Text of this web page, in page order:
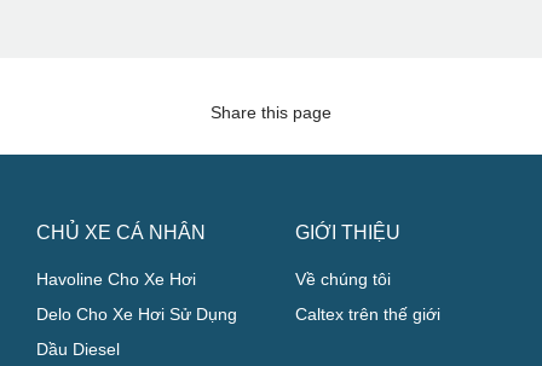
Share this page
CHỦ XE CÁ NHÂN
Havoline Cho Xe Hơi
Delo Cho Xe Hơi Sử Dụng
Dầu Diesel
GIỚI THIỆU
Về chúng tôi
Caltex trên thế giới